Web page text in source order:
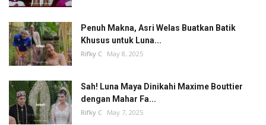
Penuh Makna, Asri Welas Buatkan Batik
Khusus untuk Luna...
Rifky C May 8, 2025
Sah! Luna Maya Dinikahi Maxime Bouttier
dengan Mahar Fa...
Rifky C May 7, 2025